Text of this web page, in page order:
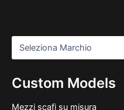
Custom Models
Mezzi scafi su misura